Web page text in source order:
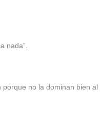
nada”.
no la dominan bien al